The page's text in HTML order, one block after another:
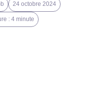
24 octobre 2024
: 4 minute